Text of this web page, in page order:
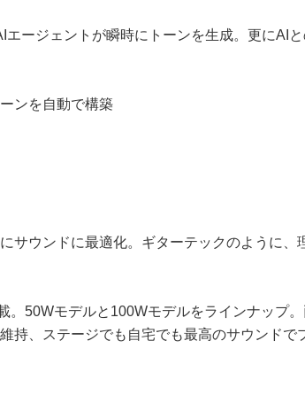
ージェントが瞬時にトーンを生成。更にAI
ンを自動で構築
ウンドに最適化。ギターテックのように、
50Wモデルと100Wモデルをラインナップ
、ステージでも自宅でも最高のサウンドで